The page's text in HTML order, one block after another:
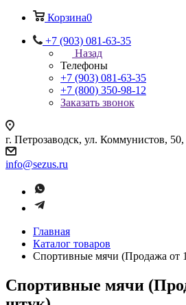
Корзина0
+7 (903) 081-63-35
Назад
Телефоны
+7 (903) 081-63-35
+7 (800) 350-98-12
Заказать звонок
г. Петрозаводск, ул. Коммунистов, 50,
info@sezus.ru
Главная
Каталог товаров
Спортивные мячи (Продажа от
Спортивные мячи